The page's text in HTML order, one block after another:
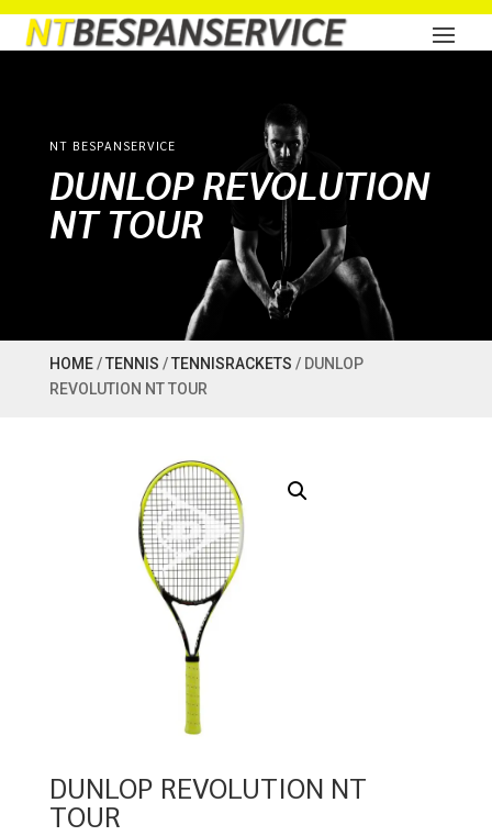
NT BESPANSERVICE
DUNLOP REVOLUTION
NT TOUR
HOME/TENNIS /TENNISRACKETS / DUNLOP
REVOLUTION NT TOUR
DUNLOP REVOLUTION NT
TOUR